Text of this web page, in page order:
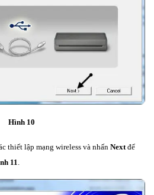
Hình 10
thiết lập mạng wireless và nhấn Next để
11